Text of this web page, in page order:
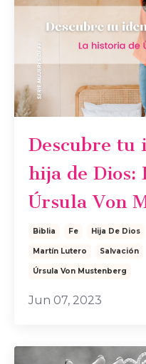
Descubre tu
hija de Dios:
Úrsula Von
Biblia Fe Hija De Dios
Martín Lutero Salvación
Úrsula Von Mustenberg
Jun 07, 2023